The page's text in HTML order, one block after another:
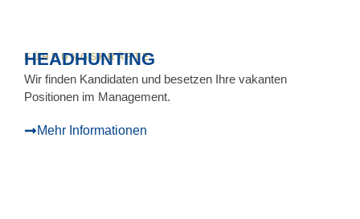
FÜHRUNGSKRÄFTE
HEADHUNTING
Wir finden Kandidaten und besetzen Ihre vakanten
Positionen im Management.
Mehr Informationen